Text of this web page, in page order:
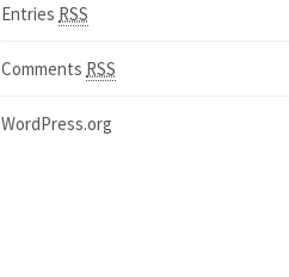
Entries RSS
Comments RSS
WordPress.org